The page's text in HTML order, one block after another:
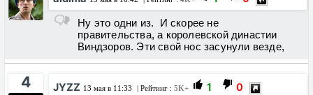
Ну это одни из. И скорее не
правительства, а королевской династии
Виндзоров. Эти свой нос засунули везде,
4 JYZZ 13 мая в 11:33 | Рейтинг : 5K+ 1 0